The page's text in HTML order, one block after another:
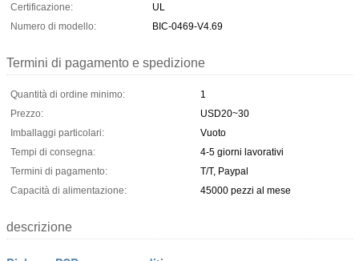
Certificazione:
UL
Numero di modello:
BIC-0469-V4.69
Termini di pagamento e spedizione
Quantità di ordine minimo:
1
Prezzo:
USD20~30
Imballaggi particolari:
Vuoto
Tempi di consegna:
4-5 giorni lavorativi
Termini di pagamento:
T/T, Paypal
Capacità di alimentazione:
45000 pezzi al mese
descrizione